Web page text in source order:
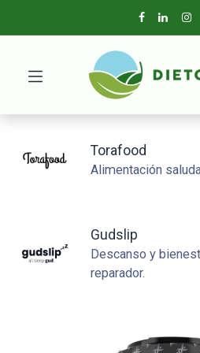
Torafood
Alimentación
Gudslip
Descanso y
reparador.